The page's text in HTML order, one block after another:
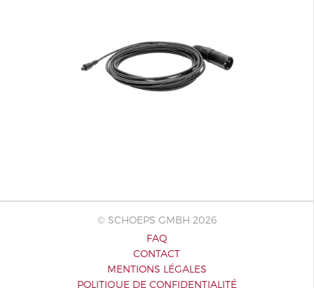
© SCHOEPS GMBH 2026
FAQ
CONTACT
MENTIONS LÉGALES
POLITIQUE DE CONFIDENTIALITÉ